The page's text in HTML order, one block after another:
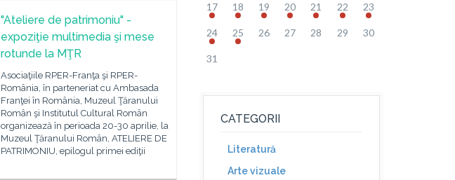
"Ateliere de patrimoniu" -
expoziţie multimedia şi mese
rotunde la MŢR
Asociaţiile RPER-Franţa şi RPER-
România, în parteneriat cu Ambasada
Franţei în România, Muzeul Ţăranului
Român şi Institutul Cultural Român
organizează în perioada 20-30 aprilie, la
Muzeul Ţăranului Român, ATELIERE DE
PATRIMONIU, epilogul primei ediţii
17 18 19 20 21 22 23
24 25 26 27 28 29 30
31
CATEGORII
Literatură
Arte vizuale